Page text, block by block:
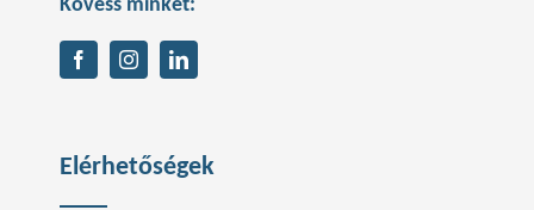
Elérhetőségek